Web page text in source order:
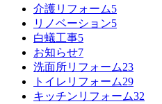
介護リフォーム5
リノベーション5
白蟻工事5
お知らせ7
洗面所リフォーム23
トイレリフォーム29
キッチンリフォーム32